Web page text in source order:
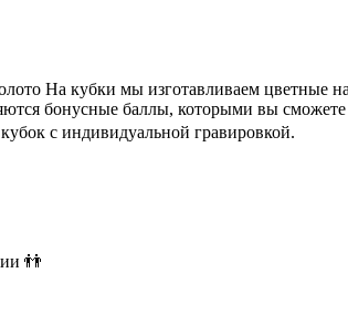
На кубки мы изготавливаем цветные
бонусные баллы, которыми вы
с индивидуальной гравировкой.
👬